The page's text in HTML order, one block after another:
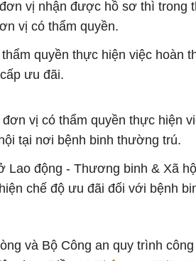
vị nhận được hồ sơ thì trong
vị có thẩm quyền.
quyền thực hiện việc hoàn
ưu đãi.
vị có thẩm quyền thực hiện
tại nơi bệnh binh thường trú.
Lao động - Thương binh & Xã
chế độ ưu đãi đối với bệnh
và Bộ Công an quy trình